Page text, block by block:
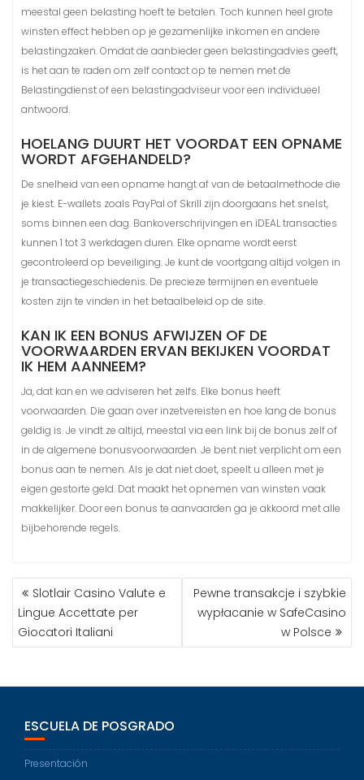
meestal geen belasting hoeft te betalen. Toch kunnen heel grote
winsten effect hebben op je gezamenlijke inkomen en andere
belastingzaken. Omdat de aanbieder geen belastingadvies geeft,
is het aan te raden om zelf contact op te nemen met de
Belastingdienst of een belastingadviseur voor een individueel
antwoord.
HOELANG DUURT HET VOORDAT EEN OPNAME
WORDT AFGEHANDELD?
De snelheid van een opname hangt af van de betaalmethode die
je kiest. E-wallets zoals PayPal of Skrill zijn doorgaans het snelst,
soms binnen een dag. Bankoverschrijvingen en iDEAL transacties
kunnen 1 tot 3 werkdagen duren. Elke opname wordt eerst
gecontroleerd op beveiliging. Je kunt de voortgang altijd volgen in
je transactiegeschiedenis. De precieze termijnen en eventuele
kosten zijn te vinden in het betaalbeleid op de site.
KAN IK EEN BONUS AFWIJZEN OF DE
VOORWAARDEN ERVAN BEKIJKEN VOORDAT
IK HEM AANNEEM?
Ja, dat kan en we adviseren het zelfs. Elke bonus heeft
voorwaarden. Die gaan over inzetvereisten en hoe lang de bonus
geldig is. Je vindt ze altijd, meestal via een link bij de bonus zelf of
in de algemene bonusvoorwaarden. Je bent niet verplicht om een
bonus aan te nemen. Als je dat niet doet, speelt u alleen met je
eigen gestorte geld. Dat maakt het opnemen van winsten vaak
makkelijker. Door een bonus te aanvaarden ga je akkoord met alle
bijbehorende regels.
Slotlair Casino Valute e
Lingue Accettate per
Giocatori Italiani
Pewne transakcje i szybkie
wypłacanie w SafeCasino
w Polsce
ESCUELA DE POSGRADO
Presentación